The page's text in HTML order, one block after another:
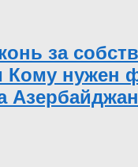
за
Кому нужен